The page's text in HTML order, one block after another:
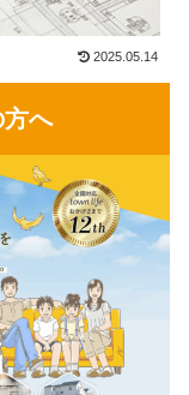
2025.05.14
へ